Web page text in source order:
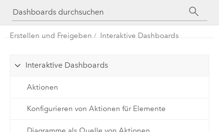
Erstellen und Freigeben Interaktive Dashboards
Interaktive Dashboards
Aktionen
Konfigurieren von Aktionen für Elemente